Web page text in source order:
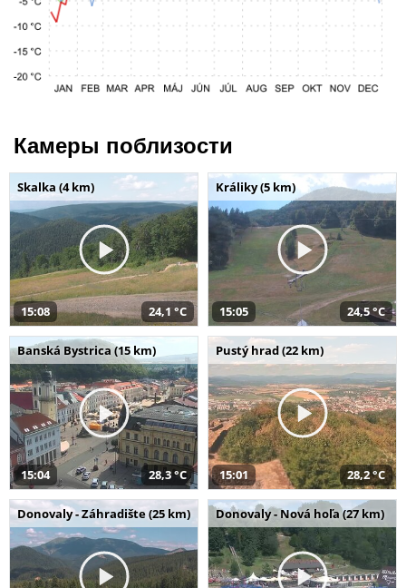
Камеры поблизости
Skalka (4 km)
15:08 24,1 °C
Králiky (5 km)
15:05 24,5 °C
Banská Bystrica (15 km)
15:04 28,3 °C
Pustý hrad (22 km)
15:01 28,2 °C
Donovaly - Záhradište (25 km) Donovaly - Nová hoľa (27 km)